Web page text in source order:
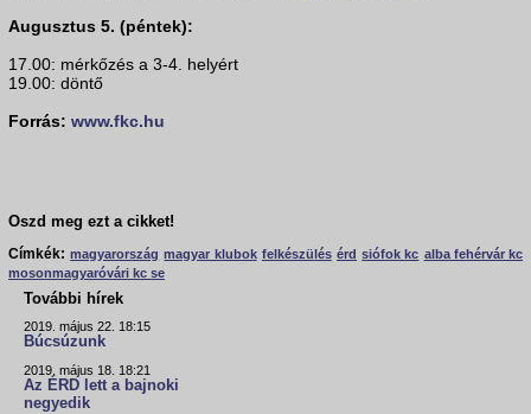
Augusztus 5. (péntek):
17.00: mérkőzés a 3-4. helyért
19.00: döntő
Forrás: www.fkc.hu
Oszd meg ezt a cikket!
Címkék: magyarország magyar klubok felkészülés érd siófok kc alba fehérvár kc
mosonmagyaróvári kc se
További hírek
2019. május 22. 18:15
Búcsúzunk
2019. május 18. 18:21
Az ÉRD lett a bajnoki
negyedik